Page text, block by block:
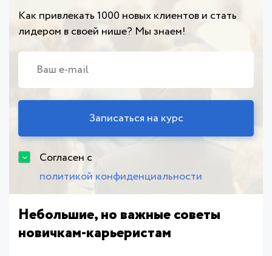
Как привлекать 1000 новых клиентов и стать
лидером в своей нише? Мы знаем!
Согласен с
политикой конфиденциальности
Небольшие, но важные советы
новичкам-карьеристам